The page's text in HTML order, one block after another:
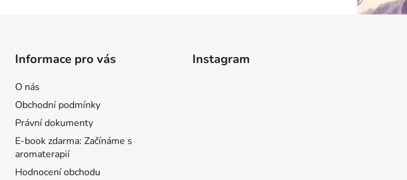
Informace pro vás
O nás
Obchodní podmínky
Právní dokumenty
E-book zdarma: Začínáme s
aromaterapií
Hodnocení obchodu
Instagram